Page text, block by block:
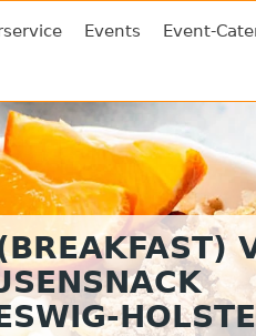
Events Event-